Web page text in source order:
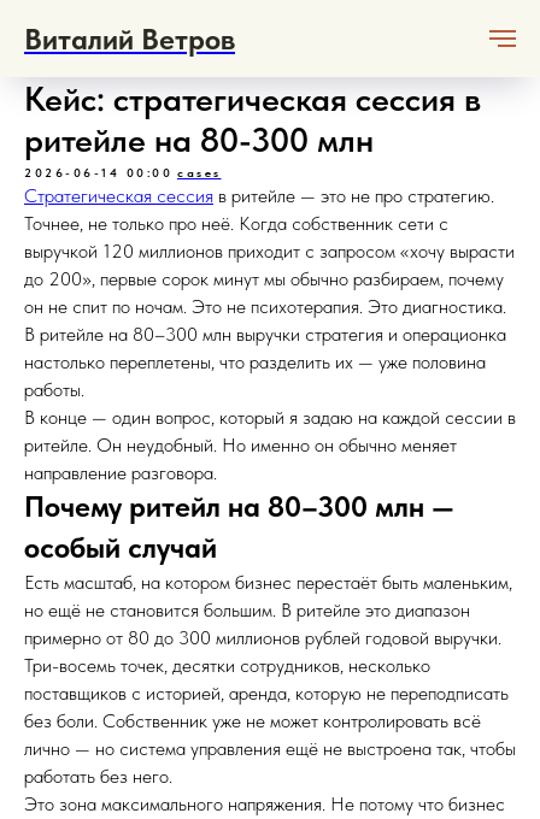
Виталий Ветров
Кейс: стратегическая сессия в
ритейле на 80-300 млн
2026-06-14 00:00 cases
Стратегическая сессия в ритейле — это не про стратегию.
Точнее, не только про неё. Когда собственник сети с
выручкой 120 миллионов приходит с запросом «хочу вырасти
до 200», первые сорок минут мы обычно разбираем, почему
он не спит по ночам. Это не психотерапия. Это диагностика.
В ритейле на 80–300 млн выручки стратегия и операционка
настолько переплетены, что разделить их — уже половина
работы.
В конце — один вопрос, который я задаю на каждой сессии в
ритейле. Он неудобный. Но именно он обычно меняет
направление разговора.
Почему ритейл на 80–300 млн —
особый случай
Есть масштаб, на котором бизнес перестаёт быть маленьким,
но ещё не становится большим. В ритейле это диапазон
примерно от 80 до 300 миллионов рублей годовой выручки.
Три-восемь точек, десятки сотрудников, несколько
поставщиков с историей, аренда, которую не переподписать
без боли. Собственник уже не может контролировать всё
лично — но система управления ещё не выстроена так, чтобы
работать без него.
Это зона максимального напряжения. Не потому что бизнес